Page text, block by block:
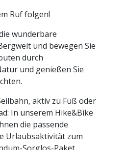
Ruf folgen!
wunderbare
und bewegen Sie
durch
und genießen Sie
aktiv zu Fuß oder
In unserem Hike&Bike
die passende
Urlaubsaktivität zum